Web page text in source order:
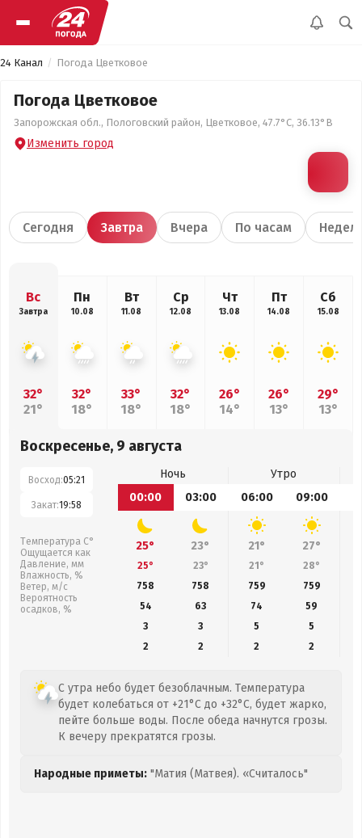
24 Канал Погода Цветковое
Погода Цветковое
Запорожская обл., Пологовский район, Цветковое, 47.7°С, 36.13°В
Изменить город
Сегодня Завтра Вчера По часам
Вс
Завтра
32°
21°
Пн
10.08
32°
18°
Вт
11.08
33°
18°
Ср
12.08
32°
18°
Чт
13.08
26°
14°
Пт
14.08
26°
13°
Сб
15.08
29°
13°
Воскресенье, 9 августа
Восход:05:21
Закат:19:58
Температура С°
Ощущается как
Давление, мм
Влажность, %
Ветер, м/с
Вероятность
осадков, %
Ночь
Утро
00:00
03:00 06:00 09:00
25° 23° 21° 27°
25° 23° 21° 28°
758
758 759 759
54
63 74
59
3
3 5
5
2
2 2 2
С утра небо будет безоблачным. Температура
будет колебаться от +21°C до +32°C, будет жарко,
пейте больше воды. После обеда начнутся грозы.
К вечеру прекратятся грозы.
Народные приметы: "Матия (Матвея). «Считалось"